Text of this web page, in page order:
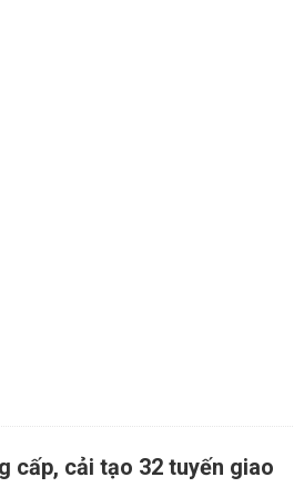
cấp, cải tạo 32 tuyến giao